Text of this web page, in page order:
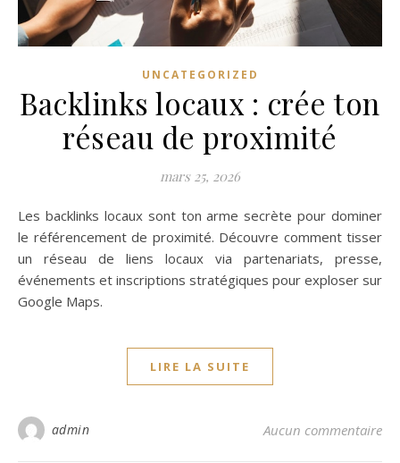
UNCATEGORIZED
Backlinks locaux : crée ton
réseau de proximité
mars 25, 2026
Les backlinks locaux sont ton arme secrète pour dominer
le référencement de proximité. Découvre comment tisser
un réseau de liens locaux via partenariats, presse,
événements et inscriptions stratégiques pour exploser sur
Google Maps.
LIRE LA SUITE
admin Aucun commentaire